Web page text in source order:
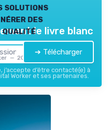
solutions
des
qualité
— 2026
le livre blanc
➔ Télécharger
d’être contacté(e) à
Worker et ses partenaires.